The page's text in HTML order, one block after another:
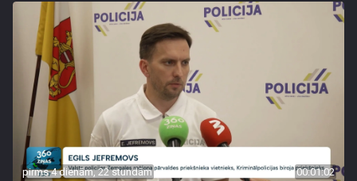
pirms 4 dienām, 22 stundām 00:01:02